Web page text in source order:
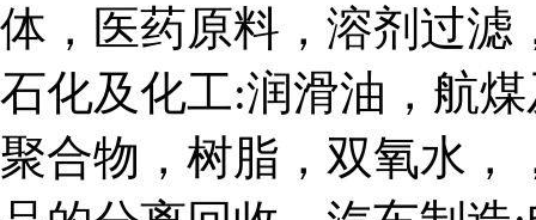
体，医药原料，溶剂过滤
石化及化工:润滑油，航
聚合物，树脂，双氧水，